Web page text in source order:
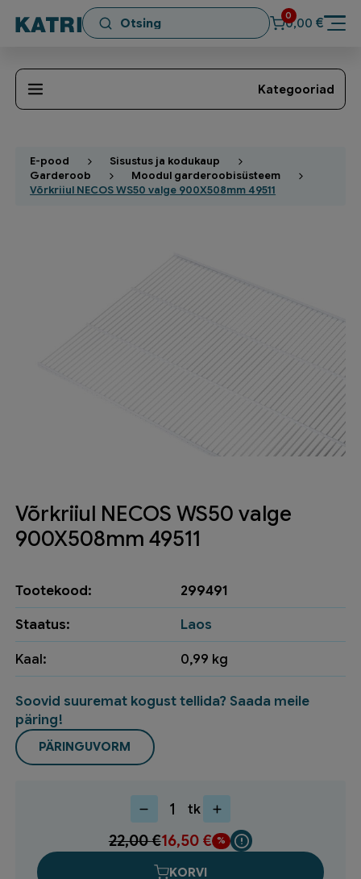
0
0,00 €
Kategooriad
E-pood
Sisustus ja kodukaup
Garderoob
Moodul garderoobisüsteem
Võrkriiul NECOS WS50 valge 900X508mm 49511
Võrkriiul NECOS WS50 valge
900X508mm 49511
Tootekood: 299491
Staatus: Laos
Kaal: 0,99 kg
Soovid suuremat kogust tellida? Saada meile
päring!
PÄRINGUVORM
Võrkriiul
NECOS
WS50
valge
tk
22,00€16,50 €
KORVI